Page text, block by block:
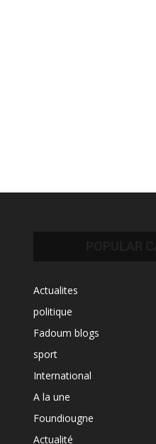
Actualites
politique
Fadoum blogs
sport
International
A la une
Foundiougne
Actualité